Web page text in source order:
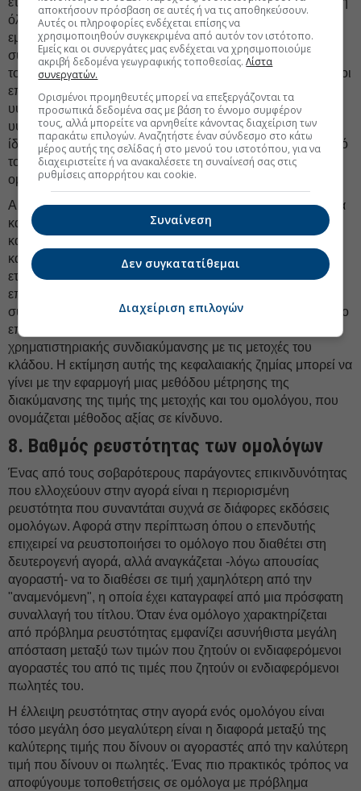
όλων των κατηγοριών αγορών διεθνώς (νομίσματα,
εμπορεύματα, μετοχές κ.λπ.) που λειτουργούν σαν
συγκοινωνούντα δοχεία κεφαλαίων και επηρεάζονται από
τους ίδιους αστάθμητους παράγοντες. Ειδικότερα, εφόσον οι
επενδυτές απαιτούν κάποια αποζημίωση από μετοχές
υψηλού χρηματιστηριακού κινδύνου με τη μορφή ενός
υψηλού ασφαλίστρου κινδύνου, θα πρέπει να απαιτούν το
ίδιο ασφάλιστρο κινδύνου και για την αποζημίωσή τους από
το ενδεχόμενο συνδιακύμανσης των τιμών των εταιρικών
ομολόγων με τις μετοχές των ιδίων εταιριών.
Αυτό συμβαίνει γιατί οι δύο αυτές αγορές συνδέονται άμεσα
και αντιδρούν με τον ίδιο (παρορμητικό) τρόπο. Είναι
κατανοητό ότι
κάνει πιο δύσκολη την αποτίμηση και την επιλογή των
εταιρικών ομολόγων. Οπότε σε κάθε νέα ομολογιακή
επένδυση πρέπει, εκτός από την αξιοπιστία του εκδότη, να
συνεκτιμηθεί πόση κεφαλαιακή ζημία ενδέχεται να υποστεί ο
επενδυτής από την ενεργοποίηση αυτής της
χρηματιστηριακής συνδιακύμανσης με τις μετοχές του
κλάδου. Η εκτίμηση αυτής της κεφαλαιακής ζημίας μπορεί να
γίνει με την εφαρμογή μιας μεθόδου μέτρησης της
διακύμανσης της τιμής της μετοχής και του ομολόγου, που
ονομάζεται μέθοδος αξίας σε κίνδυνο.
8. Βαθμός ρευστότητας των ομολόγων
Ένας από τους σοβαρότερους παράγοντες επικινδυνότητας
που ελλοχεύουν στην αγορά είναι η περιορισμένη
ρευστότητα που συναντάται συχνά σε διάφορες εκδόσεις
ομολόγων. Αφορά στην περίπτωση όπου ο επενδυτής
επιχειρεί να ρευστοποιήσει το ομόλογο που διαθέτει στη
δευτερογενή αγορά, αλλά αναγκάζεται -λόγω απουσίας
αγοραστή- να το διαθέσει σε τιμή χαμηλότερη από την
"αναμενόμενη", η οποία έχει καταγραφεί από μια πρόσφατη
συναλλαγή του τίτλου. Όταν ένα ομόλογο χαρακτηρίζεται
από πρόβλημα ρευστότητας εμφανίζει ασυνήθιστα μεγάλη
απόσταση μεταξύ των τιμών που ζητούν οι ενδιαφερόμενοι
αγοραστές του από τις τιμές που ζητούν οι ενδιαφερόμενοι
πωλητές του.
Η έλλειψη ρευστότητας στην αγορά ενός ομολόγου είναι
τόσο μεγάλη όσο μεγαλύτερη είναι η διαφορά μεταξύ της
καλύτερης τιμής που δίνουν οι αγοραστές από την καλύτερη
τιμή που δίνουν οι πωλητές. Ένας πιο πρακτικός τρόπος να
αποφύγουμε τοποθετήσεις σε ομόλογα με πρόβλημα
αποκτήσουν πρόσβαση σε αυτές ή να τις αποθηκεύσουν.
Αυτές οι πληροφορίες ενδέχεται επίσης να
χρησιμοποιηθούν συγκεκριμένα από αυτόν τον ιστότοπο.
Εμείς και οι συνεργάτες μας ενδέχεται να χρησιμοποιούμε
ακριβή δεδομένα γεωγραφικής τοποθεσίας.Λίστα
συνεργατών.
Ορισμένοι προμηθευτές μπορεί να επεξεργάζονται τα
προσωπικά δεδομένα σας με βάση το έννομο συμφέρον
τους, αλλά μπορείτε να αρνηθείτε κάνοντας διαχείριση των
παρακάτω επιλογών. Αναζητήστε έναν σύνδεσμο στο κάτω
μέρος αυτής της σελίδας ή στο μενού του ιστοτόπου, για να
διαχειριστείτε ή να ανακαλέσετε τη συναίνεσή σας στις
ρυθμίσεις απορρήτου και cookie.
Συναίνεση
Δεν συγκατατίθεμαι
Διαχείριση επιλογών